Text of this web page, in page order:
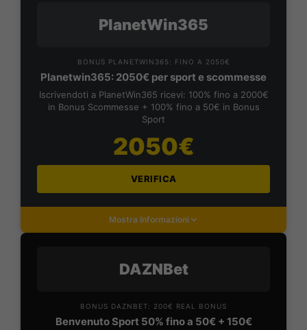
PlanetWin365
BONUS PLANETWIN365: FINO A 2050€
Planetwin365: 2050€ per sport e scommesse
Iscrivendoti a PlanetWin365 ricevi: 100% fino a 2000€
in Bonus Scommesse + 100% fino a 50€ in Bonus
Sport
2050€
VERIFICA
Mostra Informazioni
DAZNBet
BONUS DAZNBET: 200€ REAL BONUS
Benvenuto Sport 50% fino a 50€ + 150€